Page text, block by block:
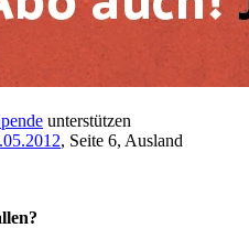
unterstützen
, Seite 6, Ausland